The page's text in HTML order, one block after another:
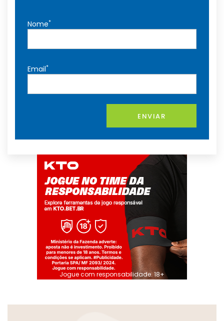
Nome*
Email*
ENVIAR
Jogue com responsabilidade. 18+